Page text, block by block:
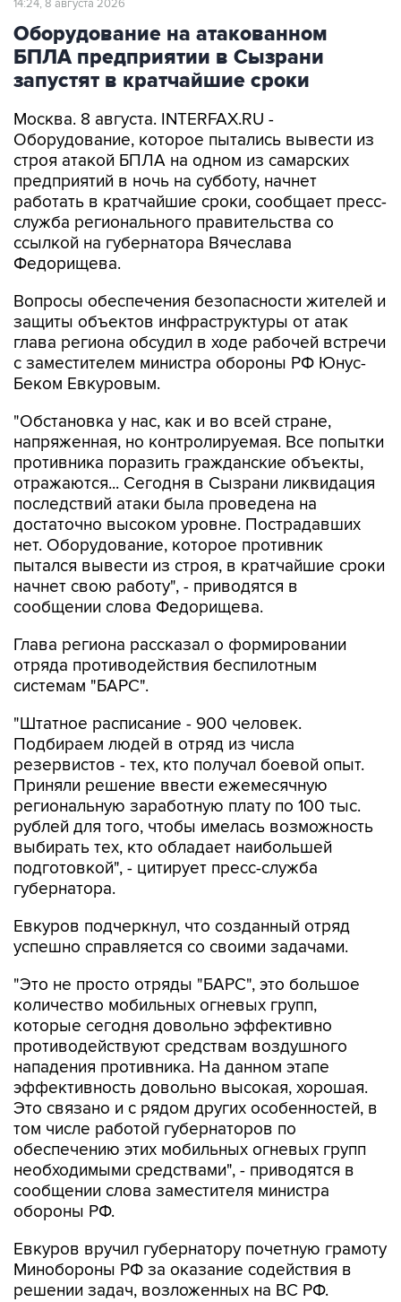
14:24, 8 августа 2026
Оборудование на атакованном
БПЛА предприятии в Сызрани
запустят в кратчайшие сроки
Москва. 8 августа. INTERFAX.RU -
Оборудование, которое пытались вывести из
строя атакой БПЛА на одном из самарских
предприятий в ночь на субботу, начнет
работать в кратчайшие сроки, сообщает пресс-
служба регионального правительства со
ссылкой на губернатора Вячеслава
Федорищева.
Вопросы обеспечения безопасности жителей и
защиты объектов инфраструктуры от атак
глава региона обсудил в ходе рабочей встречи
с заместителем министра обороны РФ Юнус-
Беком Евкуровым.
"Обстановка у нас, как и во всей стране,
напряженная, но контролируемая. Все попытки
противника поразить гражданские объекты,
отражаются... Сегодня в Сызрани ликвидация
последствий атаки была проведена на
достаточно высоком уровне. Пострадавших
нет. Оборудование, которое противник
пытался вывести из строя, в кратчайшие сроки
начнет свою работу", - приводятся в
сообщении слова Федорищева.
Глава региона рассказал о формировании
отряда противодействия беспилотным
системам "БАРС".
"Штатное расписание - 900 человек.
Подбираем людей в отряд из числа
резервистов - тех, кто получал боевой опыт.
Приняли решение ввести ежемесячную
региональную заработную плату по 100 тыс.
рублей для того, чтобы имелась возможность
выбирать тех, кто обладает наибольшей
подготовкой", - цитирует пресс-служба
губернатора.
Евкуров подчеркнул, что созданный отряд
успешно справляется со своими задачами.
"Это не просто отряды "БАРС", это большое
количество мобильных огневых групп,
которые сегодня довольно эффективно
противодействуют средствам воздушного
нападения противника. На данном этапе
эффективность довольно высокая, хорошая.
Это связано и с рядом других особенностей, в
том числе работой губернаторов по
обеспечению этих мобильных огневых групп
необходимыми средствами", - приводятся в
сообщении слова заместителя министра
обороны РФ.
Евкуров вручил губернатору почетную грамоту
Минобороны РФ за оказание содействия в
решении задач, возложенных на ВС РФ.